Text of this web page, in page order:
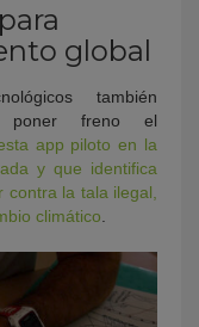
global
también
poner freno el
app piloto en la
y que identifica
la tala ilegal,
climático